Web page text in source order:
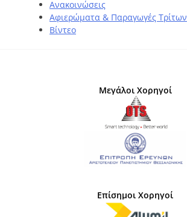
Ανακοινώσεις
Αφιερώματα & Παραγωγές Τρίτων
Βίντεο
Μεγάλοι Χορηγοί
Επίσημοι Χορηγοί